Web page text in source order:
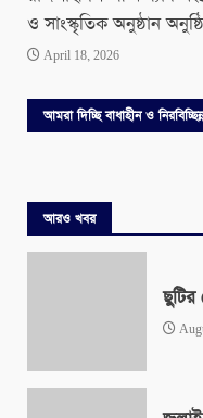
ও সাংস্কৃতিক অনুষ্ঠান
April 18, 2026
আমরা দিচ্ছি বাধাহীন ও
আরও খবর
ছুটির